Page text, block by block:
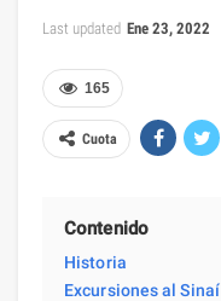
Last updated Ene 23, 2022
165
Cuota
Contenido
Historia
Excursiones al Sinaí